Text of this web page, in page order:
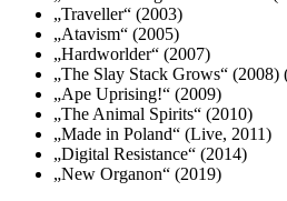
„Traveller“ (2003)
„Atavism“ (2005)
„Hardworlder“ (2007)
„The Slay Stack Grows“ (2008)
„Ape Uprising!“ (2009)
„The Animal Spirits“ (2010)
„Made in Poland“ (Live, 2011)
„Digital Resistance“ (2014)
„New Organon“ (2019)